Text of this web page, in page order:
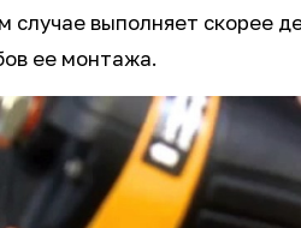
случае выполняет
ее монтажа.